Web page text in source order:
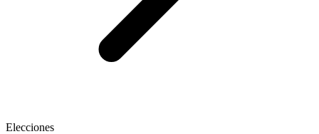
Elecciones